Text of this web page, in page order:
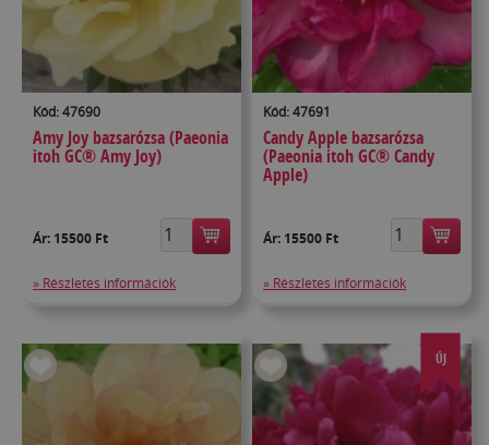
Kód: 47690
Amy Joy bazsarózsa (Paeonia
itoh GC® Amy Joy)
Ár: 15500 Ft
» Részletes információk
Kód: 47691
Candy Apple bazsarózsa
(Paeonia itoh GC® Candy
Apple)
Ár: 15500 Ft
» Részletes információk
ÚJ